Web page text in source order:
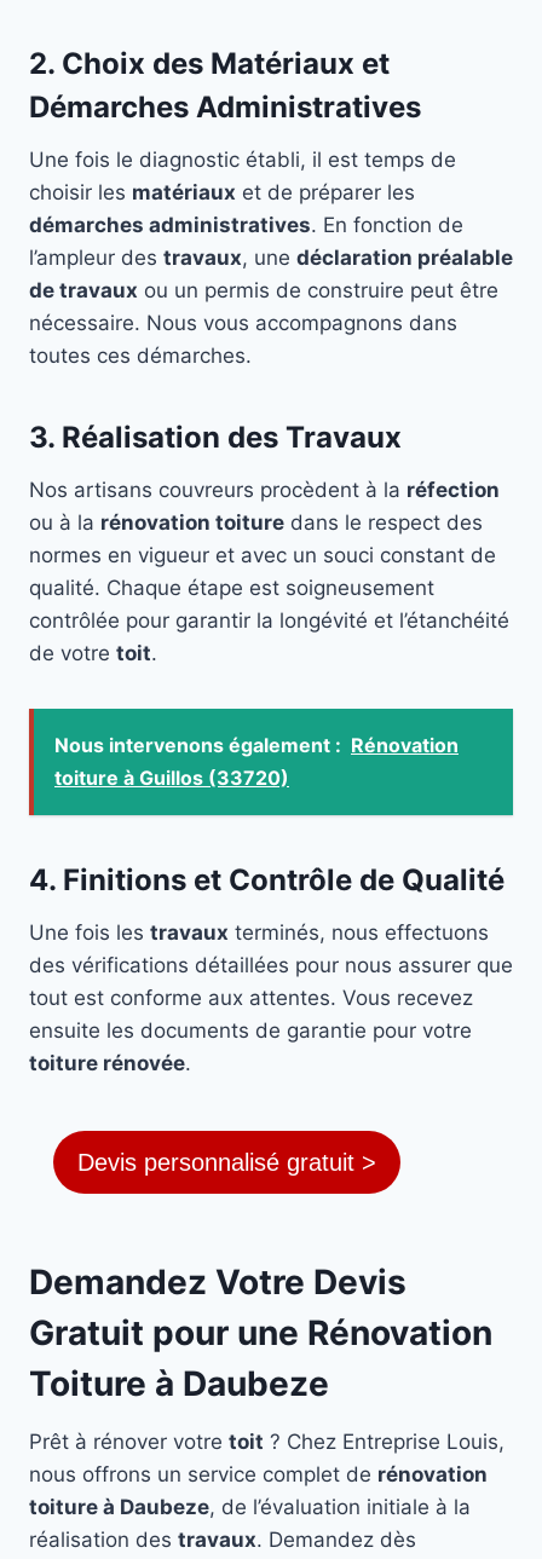
2. Choix des Matériaux et
Démarches Administratives
Une fois le diagnostic établi, il est temps de
choisir les matériaux et de préparer les
démarches administratives. En fonction de
l’ampleur des travaux, une déclaration préalable
de travaux ou un permis de construire peut être
nécessaire. Nous vous accompagnons dans
toutes ces démarches.
3. Réalisation des Travaux
Nos artisans couvreurs procèdent à la réfection
ou à la rénovation toiture dans le respect des
normes en vigueur et avec un souci constant de
qualité. Chaque étape est soigneusement
contrôlée pour garantir la longévité et l’étanchéité
de votre toit.
Nous intervenons également : Rénovation
toiture à Guillos (33720)
4. Finitions et Contrôle de Qualité
Une fois les travaux terminés, nous effectuons
des vérifications détaillées pour nous assurer que
tout est conforme aux attentes. Vous recevez
ensuite les documents de garantie pour votre
toiture rénovée.
Devis personnalisé gratuit >
Demandez Votre Devis
Gratuit pour une Rénovation
Toiture à Daubeze
Prêt à rénover votre toit ? Chez Entreprise Louis,
nous offrons un service complet de rénovation
toiture à Daubeze, de l’évaluation initiale à la
réalisation des travaux. Demandez dès